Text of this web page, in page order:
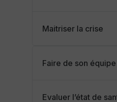
Maitriser la crise
Faire de son
Evaluer l’état de